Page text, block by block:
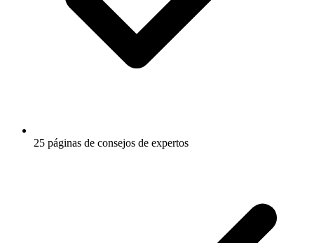
25 páginas de consejos de expertos